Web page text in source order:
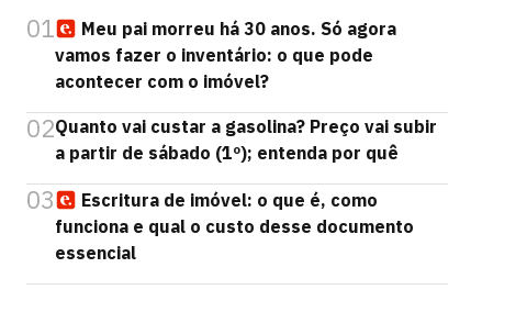
01
Meu pai morreu há 30 anos. Só agora
vamos fazer o inventário: o que pode
acontecer com o imóvel?
02Quanto vai custar a gasolina? Preço vai subir
a partir de sábado (1º); entenda por quê
03
Escritura de imóvel: o que é, como
funciona e qual o custo desse documento
essencial